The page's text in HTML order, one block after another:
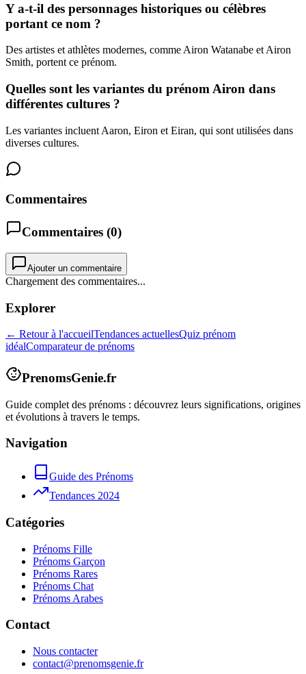
Y a-t-il des personnages historiques ou célèbres
portant ce nom ?
Des artistes et athlètes modernes, comme Airon Watanabe et Airon
Smith, portent ce prénom.
Quelles sont les variantes du prénom Airon dans
différentes cultures ?
Les variantes incluent Aaron, Eiron et Eiran, qui sont utilisées dans
diverses cultures.
Commentaires
Commentaires (0)
Ajouter un commentaire
Chargement des commentaires...
Explorer
← Retour à l'accueilTendances actuellesQuiz prénom
idéalComparateur de prénoms
PrenomsGenie.fr
Guide complet des prénoms : découvrez leurs significations, origines
et évolutions à travers le temps.
Navigation
Guide des Prénoms
Tendances 2024
Catégories
Prénoms Fille
Prénoms Garçon
Prénoms Rares
Prénoms Chat
Prénoms Arabes
Contact
Nous contacter
contact@prenomsgenie.fr